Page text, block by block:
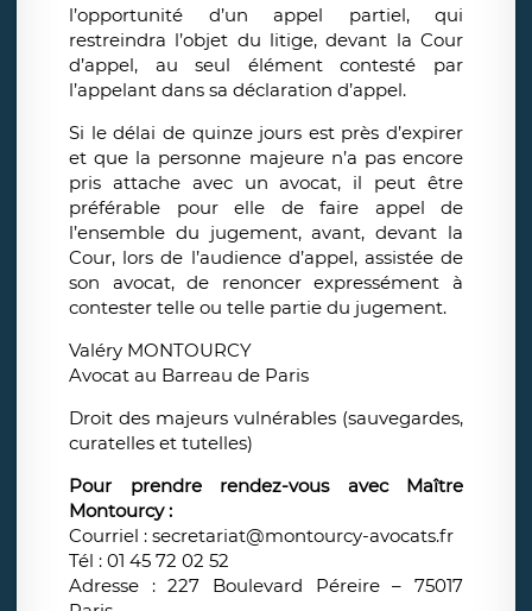
l’opportunité d’un appel partiel, qui
restreindra l’objet du litige, devant la Cour
d’appel, au seul élément contesté par
l’appelant dans sa déclaration d’appel.
Si le délai de quinze jours est près d’expirer
et que la personne majeure n’a pas encore
pris attache avec un avocat, il peut être
préférable pour elle de faire appel de
l’ensemble du jugement, avant, devant la
Cour, lors de l’audience d’appel, assistée de
son avocat, de renoncer expressément à
contester telle ou telle partie du jugement.
Valéry MONTOURCY
Avocat au Barreau de Paris
Droit des majeurs vulnérables (sauvegardes,
curatelles et tutelles)
Pour prendre rendez-vous avec Maître
Montourcy :
Courriel : secretariat@montourcy-avocats.fr
Tél : 01 45 72 02 52
Adresse : 227 Boulevard Péreire – 75017